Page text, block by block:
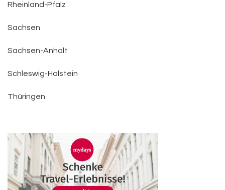
Rheinland-Pfalz
Sachsen
Sachsen-Anhalt
Schleswig-Holstein
Thüringen